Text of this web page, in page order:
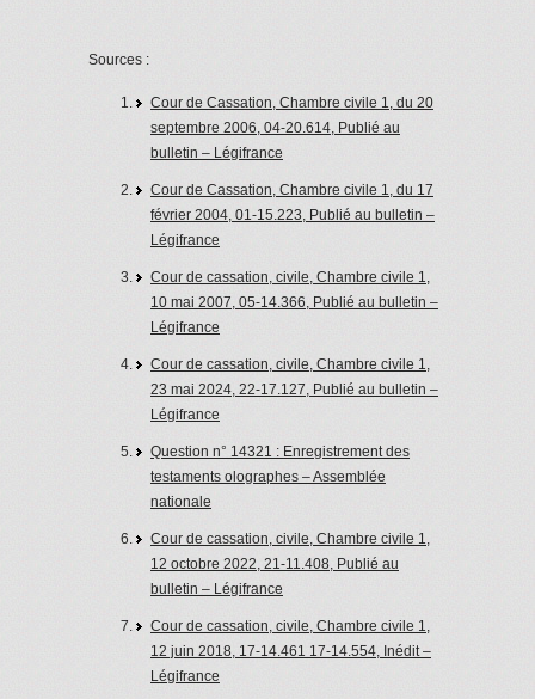
Sources :
Cour de Cassation, Chambre civile 1, du 20
septembre 2006, 04-20.614, Publié au
bulletin – Légifrance
Cour de Cassation, Chambre civile 1, du 17
février 2004, 01-15.223, Publié au bulletin –
Légifrance
Cour de cassation, civile, Chambre civile 1,
10 mai 2007, 05-14.366, Publié au bulletin –
Légifrance
Cour de cassation, civile, Chambre civile 1,
23 mai 2024, 22-17.127, Publié au bulletin –
Légifrance
Question n° 14321 : Enregistrement des
testaments olographes – Assemblée
nationale
Cour de cassation, civile, Chambre civile 1,
12 octobre 2022, 21-11.408, Publié au
bulletin – Légifrance
Cour de cassation, civile, Chambre civile 1,
12 juin 2018, 17-14.461 17-14.554, Inédit –
Légifrance